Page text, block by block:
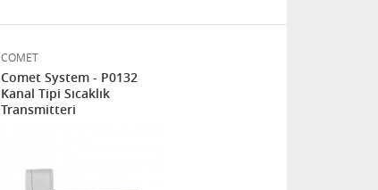
COMET
Comet System - P0132
Kanal Tipi Sıcaklık
Transmitteri